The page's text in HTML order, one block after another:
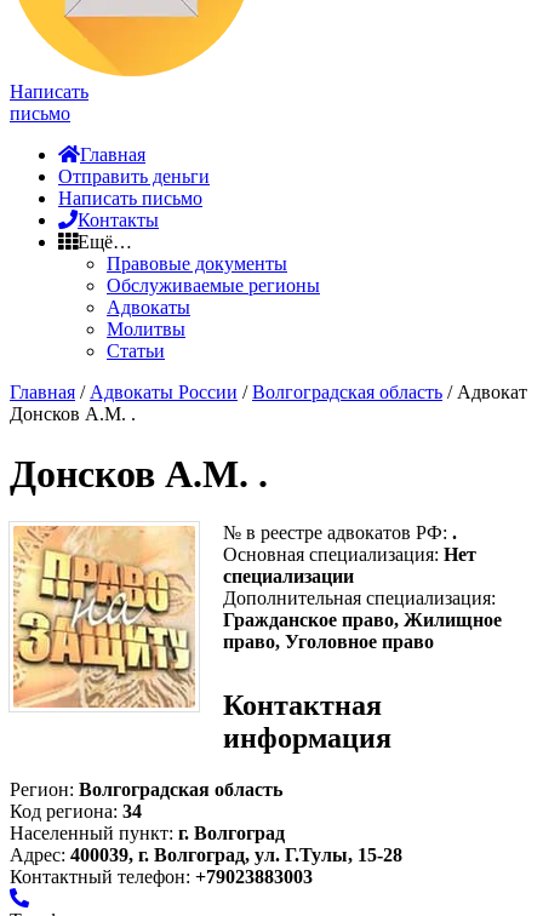
Написать
письмо
Главная
Отправить деньги
Написать письмо
Контакты
Ещё…
Правовые документы
Обслуживаемые регионы
Адвокаты
Молитвы
Статьи
Главная / Адвокаты России /Волгоградская область / Адвокат
Донсков А.М. .
Донсков А.М. .
№ в реестре адвокатов РФ: .
Основная специализация: Нет
специализации
Дополнительная специализация:
Гражданское право, Жилищное
право, Уголовное право
Контактная
информация
Регион: Волгоградская область
Код региона: 34
Населенный пункт: г. Волгоград
Адрес: 400039, г. Волгоград, ул. Г.Тулы, 15-28
Контактный телефон: +79023883003